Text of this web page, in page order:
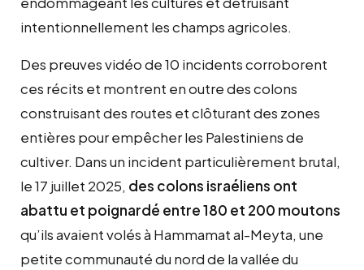
intentionnellement les champs agricoles.
Des preuves vidéo de 10 incidents corroborent
ces récits et montrent en outre des colons
construisant des routes et clôturant des zones
entières pour empêcher les Palestiniens de
cultiver. Dans un incident particulièrement brutal,
le 17 juillet 2025, des colons israéliens ont
abattu et poignardé entre 180 et 200 moutons
qu’ils avaient volés à Hammamat al-Meyta, une
petite communauté du nord de la vallée du